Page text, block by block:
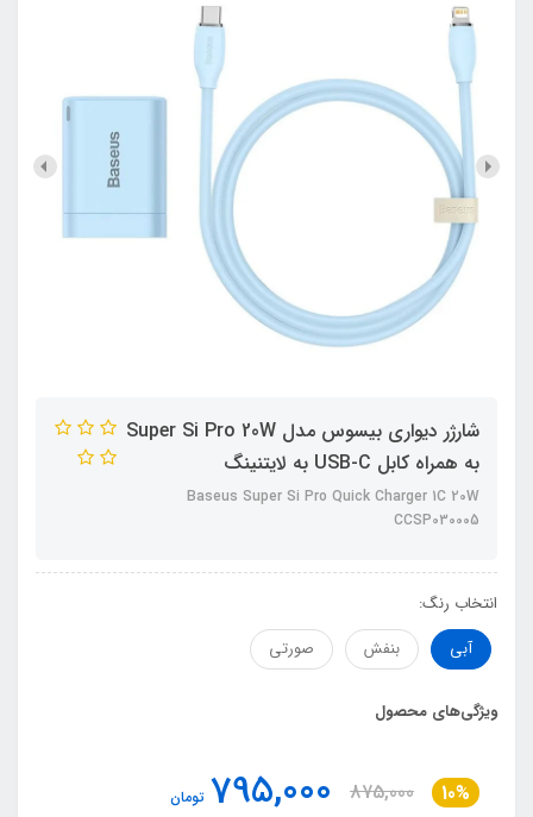
شارژر دیواری بیسوس مدل Super Si Pro 20W
به همراه کابل USB-C به لایتنینگ
Baseus Super Si Pro Quick Charger 1C 20W
CCSP030005
انتخاب رنگ:
آبی
بنفش صورتی
ویژگی‌های محصول
10%
875,000
795,000 تومان